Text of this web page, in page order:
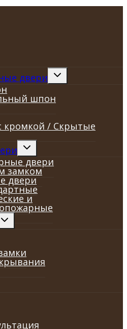
двери
Переключить
дочернее
шпон
кромкой / Скрытые
Переключить
дочернее
меню
двери
замком
двери
и
Переключить
дочернее